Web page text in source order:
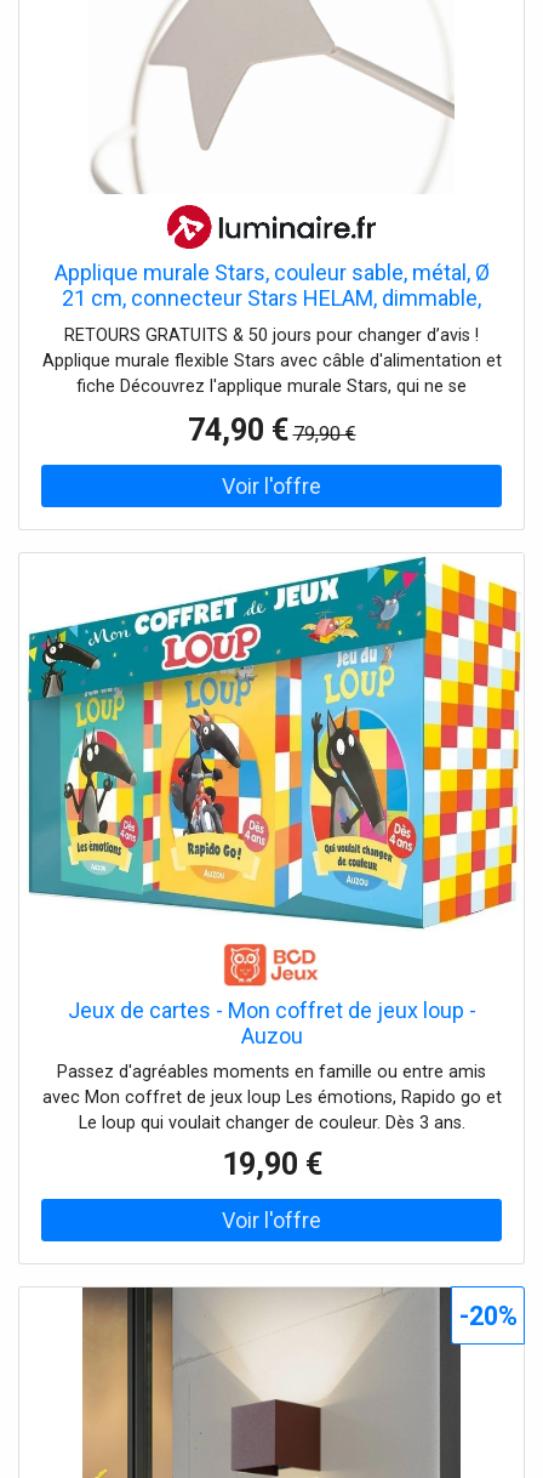
Applique murale Stars, couleur sable, métal, Ø
21 cm, connecteur Stars HELAM, dimmable,
beige, Salon / Salle à manger, Métal, Applique
RETOURS GRATUITS & 50 jours pour changer d’avis !
Applique murale flexible Stars avec câble d'alimentation et
fiche Découvrez l'applique murale Stars, qui ne se
couleur sable, mais aussi par sa fabrication en Europe.
Cette lampe est spécialement conçue pour être utilisée
dans le salon, la chambre à coucher et la chambre
d'enfant et crée une atmosphère qui peut être aussi bien
interrupteur inclus - peut également être raccordée via
une sortie murale et être alors également variée via un
variateur d'intensité variable externe
74,90 € 79,90 €
Jeux de cartes - Mon coffret de jeux loup -
Auzou
Passez d'agréables moments en famille ou entre amis
avec Mon coffret de jeux loup Les émotions, Rapido go et
Le loup qui voulait changer de couleur. Dès 3 ans.
19,90 €
-20%